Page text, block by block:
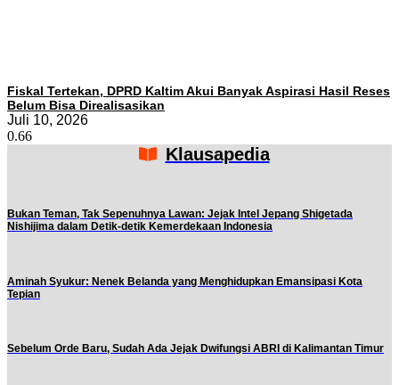
Fiskal Tertekan, DPRD Kaltim Akui Banyak Aspirasi Hasil Reses
Belum Bisa Direalisasikan
Juli 10, 2026
Klausapedia
Bukan Teman, Tak Sepenuhnya Lawan: Jejak Intel Jepang Shigetada
Nishijima dalam Detik-detik Kemerdekaan Indonesia
Aminah Syukur: Nenek Belanda yang Menghidupkan Emansipasi Kota
Tepian
Sebelum Orde Baru, Sudah Ada Jejak Dwifungsi ABRI di Kalimantan Timur